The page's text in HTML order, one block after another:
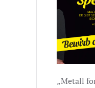
„Metall